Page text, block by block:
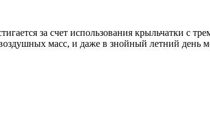
за счет использования крыльчатки с
масс, и даже в знойный летний день